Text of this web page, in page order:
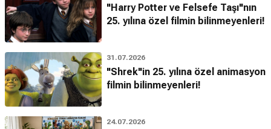
"Harry Potter ve Felsefe Taşı"nın
25. yılına özel filmin bilinmeyenleri!
31.07.2026
"Shrek"in 25. yılına özel animasyon
filmin bilinmeyenleri!
24.07.2026